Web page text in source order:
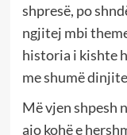
shpresë, po
ngjitej mbi
historia i kishte
me shumë
Më vjen shpesh
ajo kohë e